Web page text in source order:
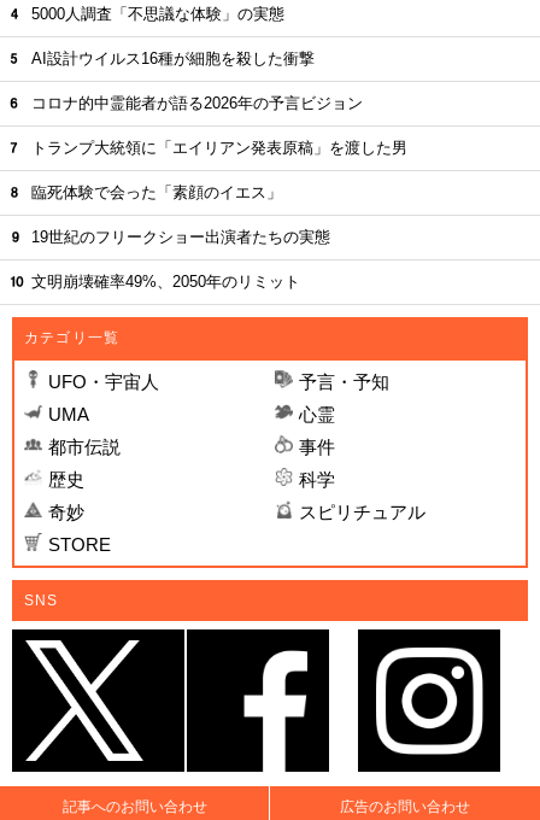
5000人調査「不思議な体験」の実態
AI設計ウイルス16種が細胞を殺した衝撃
コロナ的中霊能者が語る2026年の予言ビジョン
トランプ大統領に「エイリアン発表原稿」を渡した男
臨死体験で会った「素顔のイエス」
19世紀のフリークショー出演者たちの実態
文明崩壊確率49%、2050年のリミット
カテゴリ一覧
UFO・宇宙人
予言・予知
UMA
心霊
都市伝説
事件
歴史
科学
奇妙
スピリチュアル
STORE
SNS
記事へのお問い合わせ 広告のお問い合わせ